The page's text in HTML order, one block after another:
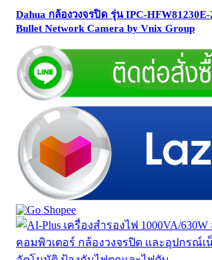
Dahua กล้องวงจรปิด รุ่น IPC-
Bullet Network Camera by Vnix Group